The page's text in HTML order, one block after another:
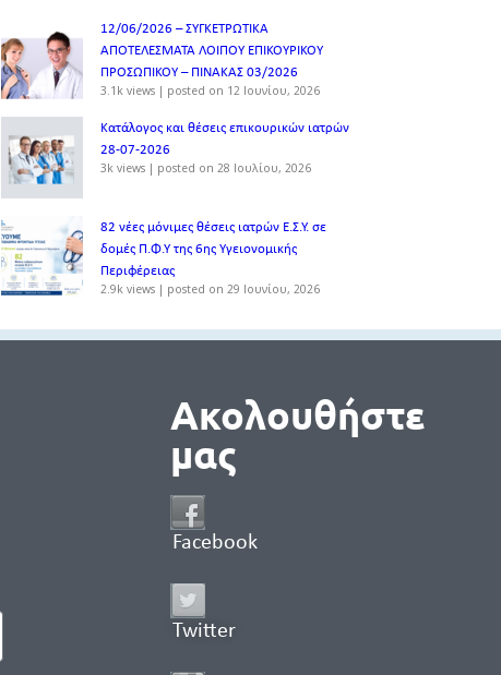
12/06/2026 – ΣΥΓΚΕΤΡΩΤΙΚΑ
ΑΠΟΤΕΛΕΣΜΑΤΑ ΛΟΙΠΟΥ ΕΠΙΚΟΥΡΙΚΟΥ
ΠΡΟΣΩΠΙΚΟΥ – ΠΙΝΑΚΑΣ 03/2026
3.1k views | posted on 12 Ιουνίου, 2026
Κατάλογος και θέσεις επικουρικών ιατρών
28-07-2026
3k views | posted on 28 Ιουλίου, 2026
82 νέες μόνιμες θέσεις ιατρών Ε.Σ.Υ. σε
δομές Π.Φ.Υ της 6ης Υγειονομικής
Περιφέρειας
2.9k views | posted on 29 Ιουνίου, 2026
Ακολουθήστε
μας
Facebook
Twitter